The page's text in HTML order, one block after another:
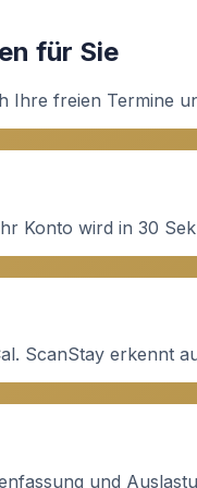
für Sie
Ihre freien Termine
Konto wird in 30
ScanStay erkennt
und